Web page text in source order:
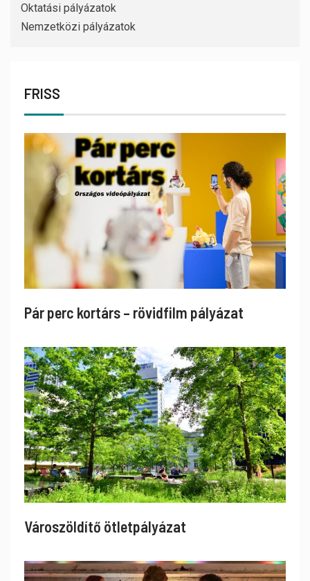
Oktatási pályázatok
Nemzetközi pályázatok
FRISS
Pár perc kortárs – rövidfilm pályázat
Városzöldítő ötletpályázat